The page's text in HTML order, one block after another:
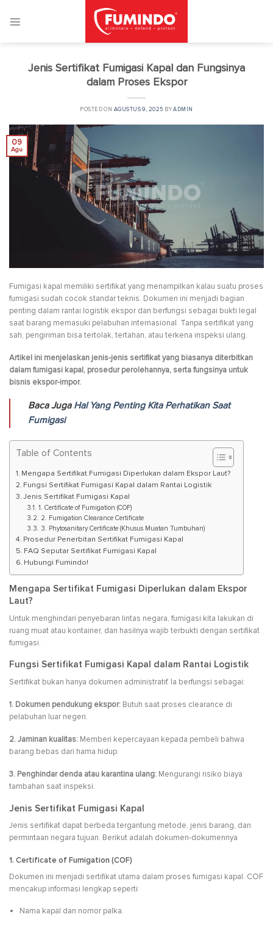
Jenis Sertifikat Fumigasi Kapal dan Fungsinya
dalam Proses Ekspor
POSTED ON AGUSTUS 9, 2025 BYADMIN
09
Agu
Fumigasi kapal memiliki sertifikat yang menampilkan kalau suatu proses
fumigasi sudah cocok standar teknis. Dokumen ini menjadi bagian
penting dalam rantai logistik ekspor dan berfungsi sebagai bukti legal
saat barang memasuki pelabuhan internasional. Tanpa sertifikat yang
sah, pengiriman bisa tertolak, tertahan, atau terkena inspeksi ulang.
Artikel ini menjelaskan jenis-jenis sertifikat yang biasanya diterbitkan
dalam fumigasi kapal, prosedur perolehannya, serta fungsinya untuk
bisnis ekspor-impor.
Baca Juga Hal Yang Penting Kita Perhatikan Saat
Fumigasi
Table of Contents
Mengapa Sertifikat Fumigasi Diperlukan dalam Ekspor Laut?
Fungsi Sertifikat Fumigasi Kapal dalam Rantai Logistik
Jenis Sertifikat Fumigasi Kapal
1. Certificate of Fumigation (COF)
2. Fumigation Clearance Certificate
3. Phytosanitary Certificate (Khusus Muatan Tumbuhan)
Prosedur Penerbitan Sertifikat Fumigasi Kapal
FAQ Seputar Sertifikat Fumigasi Kapal
Hubungi Fumindo!
Mengapa Sertifikat Fumigasi Diperlukan dalam Ekspor
Laut?
Untuk menghindari penyebaran lintas negara, fumigasi kita lakukan di
ruang muat atau kontainer, dan hasilnya wajib terbukti dengan sertifikat
fumigasi.
Fungsi Sertifikat Fumigasi Kapal dalam Rantai Logistik
Sertifikat bukan hanya dokumen administratif. Ia berfungsi sebagai:
1. Dokumen pendukung ekspor: Butuh saat proses clearance di
pelabuhan luar negeri.
2. Jaminan kualitas: Memberi kepercayaan kepada pembeli bahwa
barang bebas dari hama hidup.
3. Penghindar denda atau karantina ulang: Mengurangi risiko biaya
tambahan saat inspeksi.
Jenis Sertifikat Fumigasi Kapal
Jenis sertifikat dapat berbeda tergantung metode, jenis barang, dan
permintaan negara tujuan. Berikut adalah dokumen-dokumennya
1. Certificate of Fumigation (COF)
Dokumen ini menjadi sertifikat utama dalam proses fumigasi kapal. COF
mencakup informasi lengkap seperti:
Nama kapal dan nomor palka.